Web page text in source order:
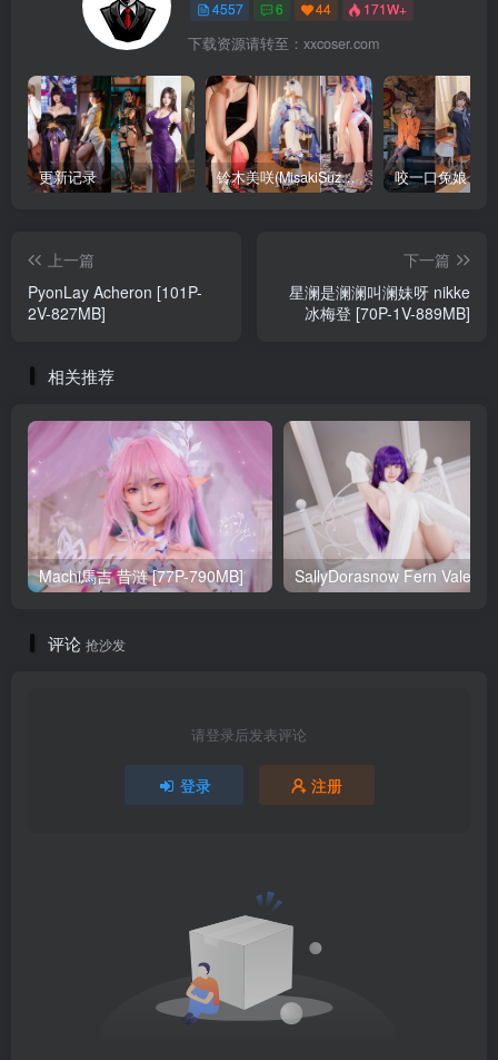
4557 6 44 171W+
下载资源请转至：xxcoser.com
更新记录 铃木美咲(MisakiSuzuki) 合集下载 咬一口兔娘 合
上一篇
PyonLay Acheron [101P-
2V-827MB]
下一篇
星澜是澜澜叫澜妹呀 nikke
冰梅登 [70P-1V-889MB]
相关推荐
Machi馬吉 昔涟 [77P-790MB]
评论 抢沙发
请登录后发表评论
登录 注册